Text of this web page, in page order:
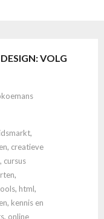
VOLG
,
, creatieve
, cursus
,
, html,
, kennis en
, online